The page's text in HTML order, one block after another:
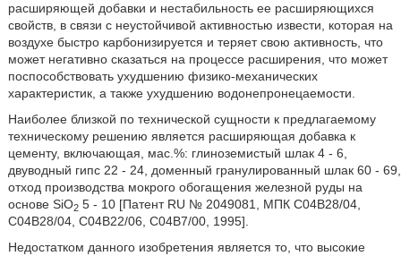
расширяющей добавки и нестабильность ее расширяющихся
свойств, в связи с неустойчивой активностью извести, которая на
воздухе быстро карбонизируется и теряет свою активность, что
может негативно сказаться на процессе расширения, что может
поспособствовать ухудшению физико-механических
характеристик, а также ухудшению водонепронецаемости.
Наиболее близкой по технической сущности к предлагаемому
техническому решению является расширяющая добавка к
цементу, включающая, мас.%: глиноземистый шлак 4 - 6,
двуводный гипс 22 - 24, доменный гранулированный шлак 60 - 69,
отход производства мокрого обогащения железной руды на
основе SiO25 - 10 [Патент RU № 2049081, МПК C04B28/04,
C04B28/04, C04B22/06, C04B7/00, 1995].
Недостатком данного изобретения является то, что высокие